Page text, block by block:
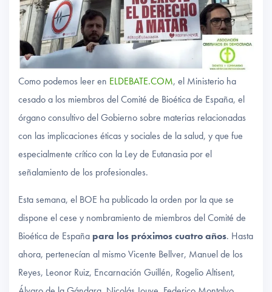
Como podemos leer en ELDEBATE.COM, el Ministerio ha
cesado a los miembros del Comité de Bioética de España, el
órgano consultivo del Gobierno sobre materias relacionadas
con las implicaciones éticas y sociales de la salud, y que fue
especialmente crítico con la Ley de Eutanasia por el
señalamiento de los profesionales.
Esta semana, el BOE ha publicado la orden por la que se
dispone el cese y nombramiento de miembros del Comité de
Bioética de España para los próximos cuatro años. Hasta
ahora, pertenecían al mismo Vicente Bellver, Manuel de los
Reyes, Leonor Ruiz, Encarnación Guillén, Rogelio Altisent,